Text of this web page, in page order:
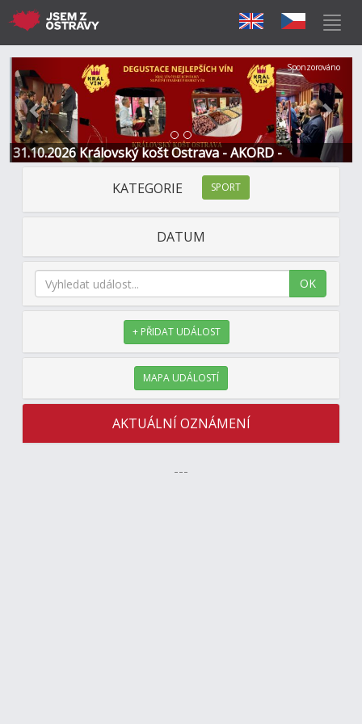
31.10.2026 Královský košt Ostrava - AKORD -
Restaurace a Hotel
Předchozí Další
Sponzorováno
KATEGORIE SPORT
DATUM
OK
+ PŘIDAT UDÁLOST
MAPA UDÁLOSTÍ
AKTUÁLNÍ OZNÁMENÍ
---